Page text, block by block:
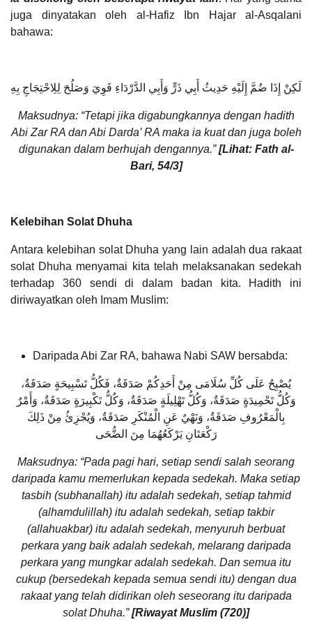
juga dinyatakan oleh al-Hafiz Ibn Hajar al-Asqalani
bahawa:
لَكِنْ إِذَا ضُمَّ إِلَيْهِ حَدِيثُ أَبِي ذَرٍّ وَأَبِي الدَّرْدَاءِ قَوِيَ وَصَلُحَ لِلِاحْتِجَاجِ بِهِ
Maksudnya: “Tetapi jika digabungkannya dengan hadith
Abi Zar RA dan Abi Darda’ RA maka ia kuat dan juga boleh
digunakan dalam berhujah dengannya.”[Lihat: Fath al-
Bari, 54/3]
Kelebihan Solat Dhuha
Antara kelebihan solat Dhuha yang lain adalah dua rakaat
solat Dhuha menyamai kita telah melaksanakan sedekah
terhadap 360 sendi di dalam badan kita. Hadith ini
diriwayatkan oleh Imam Muslim:
Daripada Abi Zar RA, bahawa Nabi SAW bersabda:
يُصْبِحُ عَلَى كُلِّ سُلَامَى مِنْ أَحَدِكُمْ صَدَقَةٌ، فَكُلُّ تَسْبِيحَةٍ صَدَقَةٌ،
وَكُلُّ تَحْمِيدَةٍ صَدَقَةٌ، وَكُلُّ تَهْلِيلَةٍ صَدَقَةٌ، وَكُلُّ تَكْبِيرَةٍ صَدَقَةٌ، وَأَمْرٌ
بِالْمَعْرُوفِ صَدَقَةٌ، وَنَهْيٌ عَنِ الْمُنْكَرِ صَدَقَةٌ، وَيُجْزِئُ مِنْ ذَلِكَ
رَكْعَتَانِ يَرْكَعُهُمَا مِنَ الضُّحَى
Maksudnya: “Pada pagi hari, setiap sendi salah seorang
daripada kamu memerlukan kepada sedekah. Maka setiap
tasbih (subhanallah) itu adalah sedekah, setiap tahmid
(alhamdulillah) itu adalah sedekah, setiap takbir
(allahuakbar) itu adalah sedekah, menyuruh berbuat
perkara yang baik adalah sedekah, melarang daripada
perkara yang mungkar adalah sedekah. Dan semua itu
cukup (bersedekah kepada semua sendi itu) dengan dua
rakaat yang telah didirikan oleh seseorang itu daripada
solat Dhuha.”[Riwayat Muslim (720)]